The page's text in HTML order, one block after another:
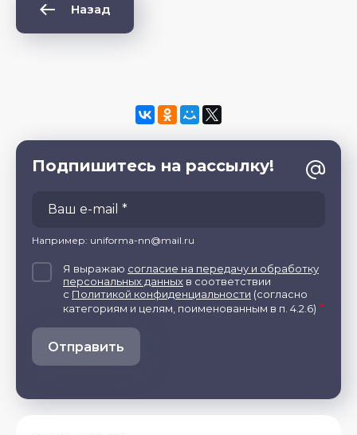
Назад
Подпишитесь на рассылку!
Например: uniforma-nn@mail.ru
Я выражаю согласие на передачу и обработку
персональных данных в соответствии
с Политикой конфиденциальности (согласно
категориям и целям, поименованным в п. 4.2.6) *
Отправить